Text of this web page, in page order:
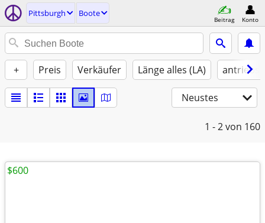
Pittsburgh Boote
Beitrag Konto
+ Preis Verkäufer Länge alles (LA)
Neustes
1 - 2von 160
$600